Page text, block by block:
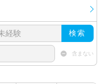
検索
含まない